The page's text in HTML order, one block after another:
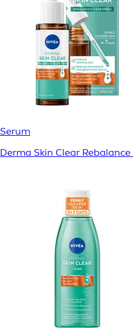
Serum
Derma Skin Clear